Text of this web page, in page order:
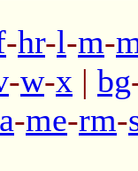
-hr-l-m-
-w-x | bg
-me-rm-